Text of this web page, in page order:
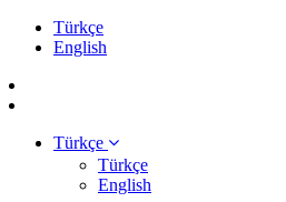
Türkçe
English
Türkçe
Türkçe
English